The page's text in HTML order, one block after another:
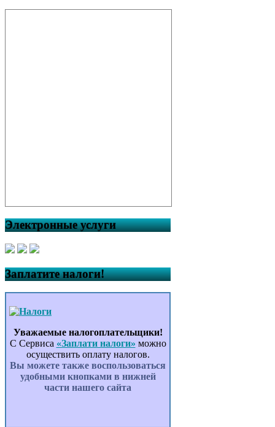
Электронные услуги
Заплатите налоги!
Уважаемые налогоплательщики!
С Сервиса «Заплати налоги» можно
осуществить оплату налогов.
Вы можете также воспользоваться
удобными кнопками в нижней
части нашего сайта